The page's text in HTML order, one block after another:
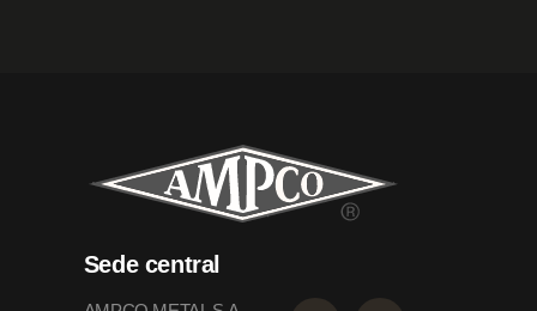
Sede central